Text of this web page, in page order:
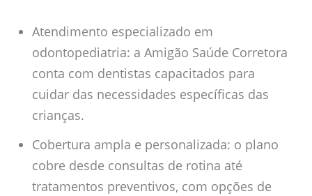
Atendimento especializado em
odontopediatria: a Amigão Saúde Corretora
conta com dentistas capacitados para
cuidar das necessidades específicas das
crianças.
Cobertura ampla e personalizada: o plano
cobre desde consultas de rotina até
tratamentos preventivos, com opções de